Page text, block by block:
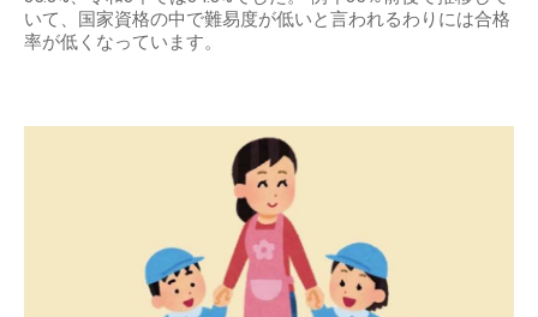
いて、国家資格の中で難易度が低いと言われるわりには合格
率が低くなっています。